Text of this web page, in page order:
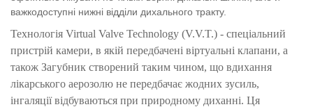
важкодоступні нижні відділи дихального тракту.
Технологія Virtual Valve Technology (V.V.T.) - спеціальний
пристрій камери, в якій передбачені віртуальні клапани, а
також Загубник створений таким чином, що вдихання
лікарського аерозолю не передбачає жодних зусиль,
інгаляції відбуваються при природному диханні. Ця